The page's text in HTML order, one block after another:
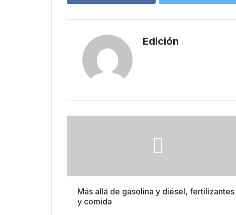
Edición
Más allá de gasolina y diésel, fertilizantes
y comida